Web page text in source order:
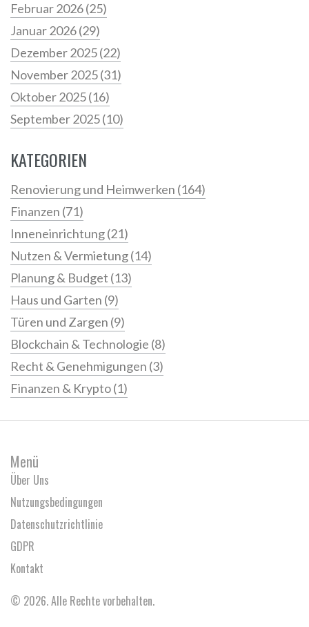
Februar 2026(25)
Januar 2026(29)
Dezember 2025(22)
November 2025(31)
Oktober 2025(16)
September 2025(10)
KATEGORIEN
Renovierung und Heimwerken (164)
Finanzen (71)
Inneneinrichtung(21)
Nutzen & Vermietung(14)
Planung & Budget (13)
Haus und Garten (9)
Türen und Zargen (9)
Blockchain & Technologie (8)
Recht & Genehmigungen (3)
Finanzen & Krypto(1)
Menü
Über Uns
Nutzungsbedingungen
Datenschutzrichtlinie
GDPR
Kontakt
© 2026. Alle Rechte vorbehalten.